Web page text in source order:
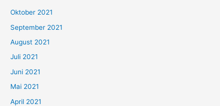
n
n
a
c
h
:
Oktober 2021
September 2021
August 2021
Juli 2021
Juni 2021
Mai 2021
April 2021